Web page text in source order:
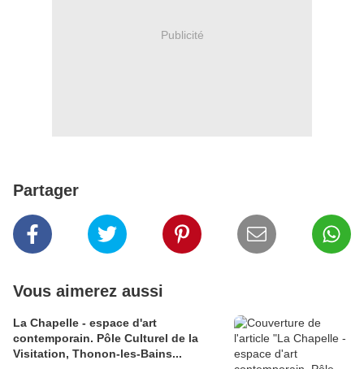
Publicité
Partager
Vous aimerez aussi
La Chapelle - espace d'art
contemporain. Pôle Culturel de la
Visitation, Thonon-les-Bains...